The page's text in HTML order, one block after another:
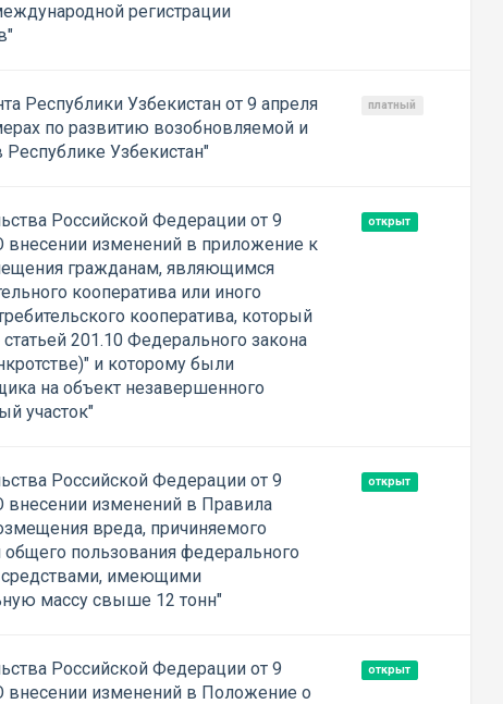
регистрации
Республики Узбекистан от 9 апреля
по развитию возобновляемой и
Узбекистан"
платный
Российской Федерации от 9
внесении изменений в приложение к
гражданам, являющимся
кооператива или иного
кооператива, который
201.10 Федерального закона
и которому были
на объект незавершенного
участок"
открыт
Российской Федерации от 9
внесении изменений в Правила
вреда, причиняемого
пользования федерального
средствами, имеющими
массу свыше 12 тонн"
открыт
Российской Федерации от 9
внесении изменений в Положение о
открыт